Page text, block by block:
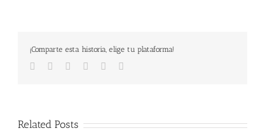
¡Comparte esta historia, elige tu plataforma!
Facebook
TwitterLinkedInGoogle+Pinterest
Related Posts